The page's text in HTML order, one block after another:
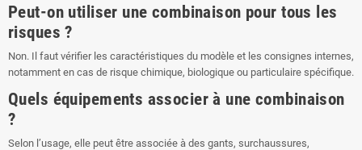
Peut-on utiliser une combinaison pour tous les
risques ?
Non. Il faut vérifier les caractéristiques du modèle et les consignes internes,
notamment en cas de risque chimique, biologique ou particulaire spécifique.
Quels équipements associer à une combinaison
?
Selon l’usage, elle peut être associée à des gants, surchaussures,